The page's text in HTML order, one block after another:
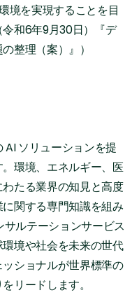
境を実現することを目
和6年9月30日）『デ
整理（案）』）
ソリューションを提
環境、エネルギー、医
たる業界の知見と高度
関する専門知識を組み
ルテーションサービス
境や社会を未来の世代
ショナルが世界標準の
リードします。